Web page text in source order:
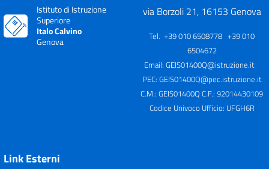
Istituto di Istruzione
Superiore
Italo Calvino
Genova
via Borzoli 21, 16153 Genova
Tel. +39 010 6508778 +39 010
6504672
Email: GEIS01400Q@istruzione.it
PEC: GEIS01400Q@pec.istruzione.it
C.M.: GEIS01400Q C.F.: 92014430109
Codice Univoco Ufficio: UFGH6R
Link Esterni